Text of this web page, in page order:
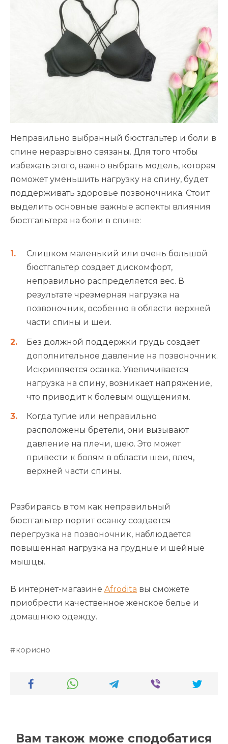
Неправильно выбранный бюстгальтер и боли в
спине неразрывно связаны. Для того чтобы
избежать этого, важно выбрать модель, которая
поможет уменьшить нагрузку на спину, будет
поддерживать здоровье позвоночника. Стоит
выделить основные важные аспекты влияния
бюстгальтера на боли в спине:
Слишком маленький или очень большой
бюстгальтер создает дискомфорт,
неправильно распределяется вес. В
результате чрезмерная нагрузка на
позвоночник, особенно в области верхней
части спины и шеи.
Без должной поддержки грудь создает
дополнительное давление на позвоночник.
Искривляется осанка. Увеличивается
нагрузка на спину, возникает напряжение,
что приводит к болевым ощущениям.
Когда тугие или неправильно
расположены бретели, они вызывают
давление на плечи, шею. Это может
привести к болям в области шеи, плеч,
верхней части спины.
Разбираясь в том как неправильный
бюстгальтер портит осанку создается
перегрузка на позвоночник, наблюдается
повышенная нагрузка на грудные и шейные
мышцы.
В интернет-магазине Afrodita вы сможете
приобрести качественное женское белье и
домашнюю одежду.
корисно
Вам також може сподобатися